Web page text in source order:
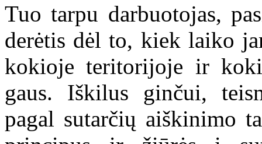
Tuo tarpu darbuotojas,
derėtis dėl to, kiek laiko
kokioje teritorijoje ir
gaus. Iškilus ginčui,
pagal sutarčių aiškinimo